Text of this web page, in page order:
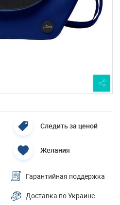
Следить за ценой
Желания
Гарантийная поддержка
Доставка по Украине